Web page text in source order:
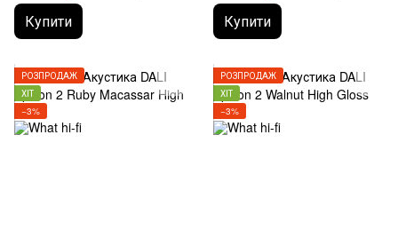
Купити Купити
РОЗПРОДАЖ
ХІТ
−3%
РОЗПРОДАЖ
ХІТ
−3%